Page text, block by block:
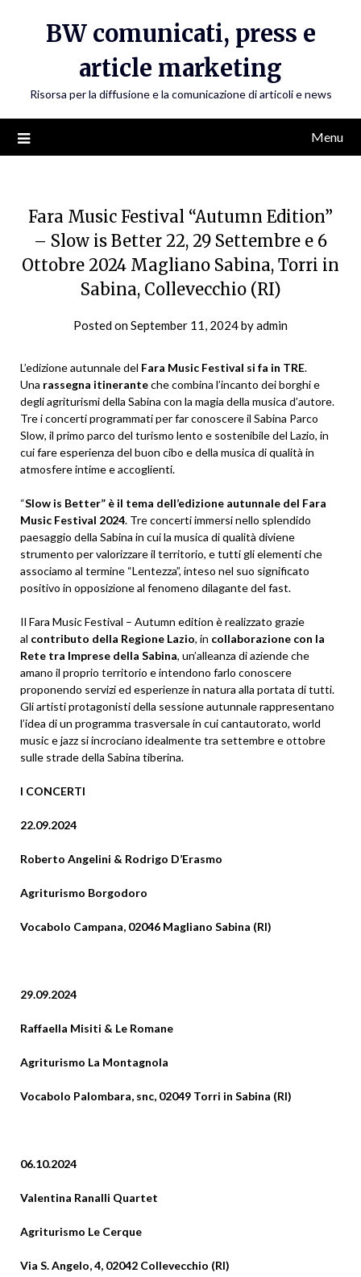
BW comunicati, press e
article marketing
Risorsa per la diffusione e la comunicazione di articoli e news
Menu
Fara Music Festival “Autumn Edition”
– Slow is Better 22, 29 Settembre e 6
Ottobre 2024 Magliano Sabina, Torri in
Sabina, Collevecchio (RI)
Posted onSeptember 11, 2024byadmin
L’edizione autunnale del Fara Music Festival si fa in TRE.
Una rassegna itineranteche combina l’incanto dei borghi e
degli agriturismi della Sabina con la magia della musica d’autore.
Tre i concerti programmati per far conoscere il Sabina Parco
Slow, il primo parco del turismo lento e sostenibile del Lazio, in
cui fare esperienza del buon cibo e della musica di qualità in
atmosfere intime e accoglienti.
“Slow is Better” è il tema dell’edizione autunnale del Fara
Music Festival 2024. Tre concerti immersi nello splendido
paesaggio della Sabina in cui la musica di qualità diviene
strumento per valorizzare il territorio, e tutti gli elementi che
associamo al termine “Lentezza”, inteso nel suo significato
positivo in opposizione al fenomeno dilagante del fast.
Il Fara Music Festival – Autumn edition è realizzato grazie
al contributo della Regione Lazio, in collaborazione con la
Rete tra Imprese della Sabina, un’alleanza di aziende che
amano il proprio territorio e intendono farlo conoscere
proponendo servizi ed esperienze in natura alla portata di tutti.
Gli artisti protagonisti della sessione autunnale rappresentano
l’idea di un programma trasversale in cui cantautorato, world
music e jazz si incrociano idealmente tra settembre e ottobre
sulle strade della Sabina tiberina.
I CONCERTI
22.09.2024
Roberto Angelini & Rodrigo D’Erasmo
Agriturismo Borgodoro
Vocabolo Campana, 02046 Magliano Sabina (RI)
29.09.2024
Raffaella Misiti & Le Romane
Agriturismo La Montagnola
Vocabolo Palombara, snc, 02049 Torri in Sabina (RI)
06.10.2024
Valentina Ranalli Quartet
Agriturismo Le Cerque
Via S. Angelo, 4, 02042 Collevecchio (RI)